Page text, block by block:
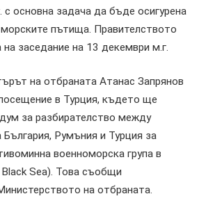
с основна задача да бъде осигурена
пътища. Правителството
заседание на 13 декември м.г.
на отбраната Атанас Запрянов
в Турция, където ще
за разбирателство между
България, Румъния и Турция за
военноморска група в
Sea). Това съобщи
на отбраната.